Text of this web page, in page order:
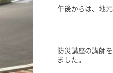
午後からは、地元
防災講座の講師
ました。